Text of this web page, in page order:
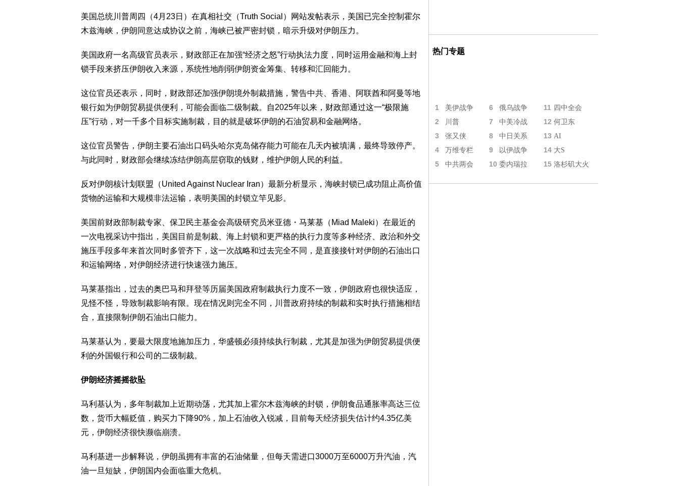
美国总统川普周四（4月23日）在真相社交（Truth Social）网站发帖表示，美国已完全控制霍尔
木兹海峡，伊朗同意达成协议之前，海峡已被严密封锁，暗示升级对伊朗压力。
美国政府一名高级官员表示，财政部正在加强“经济之怒”行动执法力度，同时运用金融和海上封
锁手段来挤压伊朗收入来源，系统性地削弱伊朗资金筹集、转移和汇回能力。
这位官员还表示，同时，财政部还加强伊朗境外制裁措施，警告中共、香港、阿联酋和阿曼等地
银行如为伊朗贸易提供便利，可能会面临二级制裁。自2025年以来，财政部通过这一“极限施
压”行动，对一千多个目标实施制裁，目的就是破坏伊朗的石油贸易和金融网络。
这位官员警告，伊朗主要石油出口码头哈尔克岛储存能力可能在几天内被填满，最终导致停产。
与此同时，财政部会继续冻结伊朗高层窃取的钱财，维护伊朗人民的利益。
反对伊朗核计划联盟（United Against Nuclear Iran）最新分析显示，海峡封锁已成功阻止高价值
货物的运输和大规模非法运输，表明美国的封锁立竿见影。
美国前财政部制裁专家、保卫民主基金会高级研究员米亚德・马莱基（Miad Maleki）在最近的
一次电视采访中指出，美国目前是制裁、海上封锁和更严格的执行力度等多种经济、政治和外交
施压手段多年来首次同时多管齐下，这一次战略和过去完全不同，是直接接针对伊朗的石油出口
和运输网络，对伊朗经济进行快速强力施压。
马莱基指出，过去的奥巴马和拜登等历届美国政府制裁执行力度不一致，伊朗政府也很快适应，
见怪不怪，导致制裁影响有限。现在情况则完全不同，川普政府持续的制裁和实时执行措施相结
合，直接限制伊朗石油出口能力。
马莱基认为，要最大限度地施加压力，华盛顿必须持续执行制裁，尤其是加强为伊朗贸易提供便
利的外国银行和公司的二级制裁。
伊朗经济摇摇欲坠
马利基认为，多年制裁加上近期动荡，尤其加上霍尔木兹海峡的封锁，伊朗食品通胀率高达三位
数，货币大幅贬值，购买力下降90%，加上石油收入锐减，目前每天经济损失估计约4.35亿美
元，伊朗经济很快濒临崩溃。
马利基进一步解释说，伊朗虽拥有丰富的石油储量，但每天需进口3000万至6000万升汽油，汽
油一旦短缺，伊朗国内会面临重大危机。
热门专题
1 美伊战争 6 俄乌战争 11 四中全会
2 川普 7 中美冷战 12 何卫东
3 张又侠 8 中日关系 13 AI
4 万维专栏 9 以伊战争 14 大S
5 中共两会 10 委内瑞拉 15 洛杉矶大火